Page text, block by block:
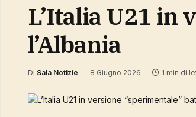
L’Italia U21 in versione “sperimentale” batte 1-0
l’Albania
Di Sala Notizie 8 Giugno 2026 1 min di